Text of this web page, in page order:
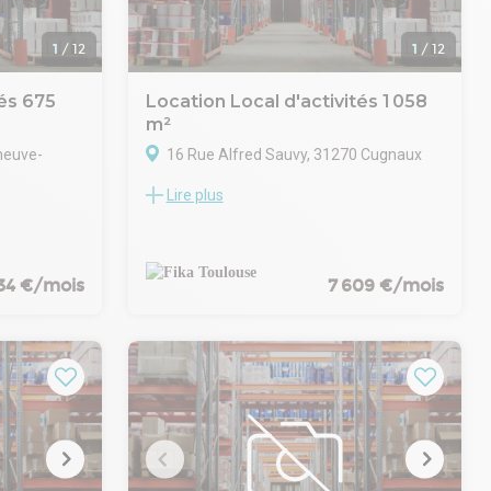
1 / 12
675
un local
du
dans le
de
€/mois
1 /12
Location Local d'activités 1 058
m²
16 Rue Alfred Sauvy, 31270 Cugnaux
Nous vous proposons à la location un local
commerciale de Francazal à Cugnaux.
L'environnement se compose
bien desservi par les transports en
commun avec plusieurs lignes de bus et
est à proximité de l'autoroute A64 et du
périphérique.
Le local se compose d'une partie dépôt de
625 m² avec une belle hauteur sous
plafond de 10 m, et une grande porte
Lire plus
7 609 €/mois